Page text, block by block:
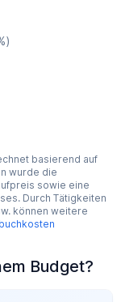
basierend auf
wurde die
sowie eine
Durch Tätigkeiten
können weitere
Budget?